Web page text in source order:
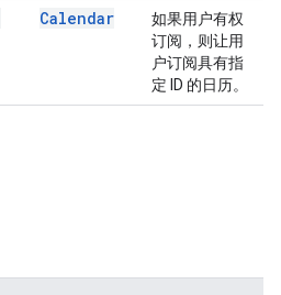
Calendar
如果用户有权
订阅，则让用
户订阅具有指
定 ID 的日历。